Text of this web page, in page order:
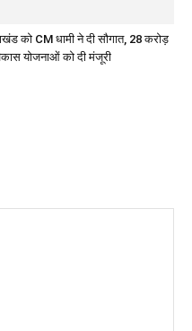
को CM धामी ने दी सौगात, 28 करोड़
योजनाओं को दी मंजूरी